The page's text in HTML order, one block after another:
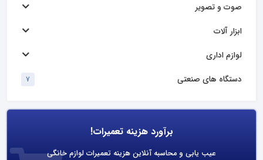
صوت و تصویر
ابزار آلات
لوازم اداری
دستگاه های صنعتی
7
برآورد هزینه تعمیرات!
عیب یابی و محاسبه آنلاین هزینه تعمیرات لوازم خانگی